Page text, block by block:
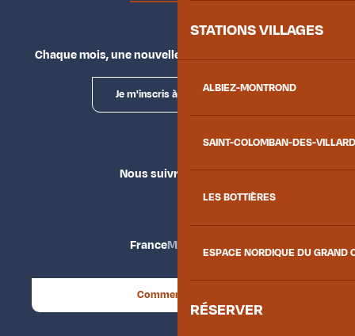
STATIONS VILLAGES
ALBIEZ-MONTROND
SAINT-COLOMBAN-DES-
LES BOTTIÈRES
ESPACE NORDIQUE DU GRAND
RÉSERVER
Chaque mois, une nouvelle façon d'explorer la vallée.
Je m'inscris à la newsletter
Nous suivre
FranceMaurienne
Comment venir ?